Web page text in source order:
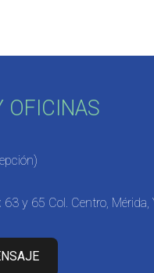
OFICINAS
y 65 Col. Centro, Mérida,